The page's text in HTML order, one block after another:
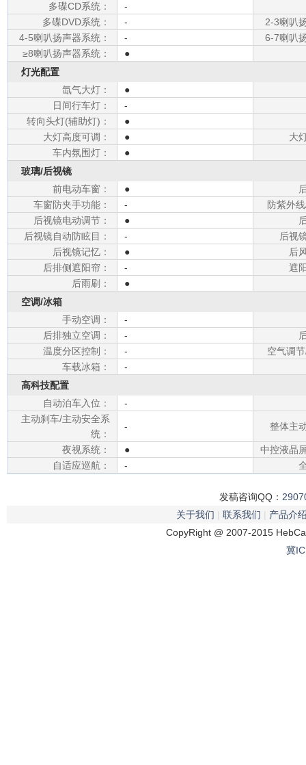
多碟CD系统：
-
多碟DVD系统：
-
2-3喇叭
4-5喇叭扬声器系统：
-
6-7喇叭
≥8喇叭扬声器系统：
●
灯光配置
氙气大灯：
●
日间行车灯：
-
转向头灯(辅助灯)：
●
大灯高度可调：
●
大
车内氛围灯：
●
玻璃/后视镜
前电动车窗：
●
车窗防夹手功能：
-
防紫外
后视镜电动调节：
●
后视镜自动防眩目：
-
后视
后视镜记忆：
●
后
后排侧遮阳帘：
-
遮
后雨刷：
●
空调/冰箱
手动空调：
-
后排独立空调：
-
温度分区控制：
-
空气调
车载冰箱：
-
高科技配置
自动泊车入位：
-
主动刹车/主动安全系
统：
- 整体主
夜视系统： ●
中控液晶
自适应巡航：
-
发稿咨询QQ：
关于我们
联系我们
产品介
CopyRight @ 2007-2015
冀